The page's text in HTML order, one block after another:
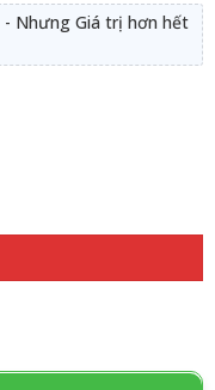
- Nhưng Giá trị hơn hết